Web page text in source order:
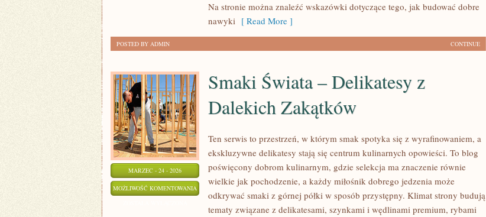
INTROWERTYKÓW
Na stronie można znaleźć wskazówki dotyczące tego, jak budować dobre
nawyki [ Read More ]
CONTINUE
POSTED BY ADMIN
MARZEC - 24 - 2026
MOŻLIWOŚĆ KOMENTOWANIA
Smaki Świata – Delikatesy z
Dalekich Zakątków
Ten serwis to przestrzeń, w którym smak spotyka się z wyrafinowaniem, a
ekskluzywne delikatesy stają się centrum kulinarnych opowieści. To blog
poświęcony dobrom kulinarnym, gdzie selekcja ma znaczenie równie
wielkie jak pochodzenie, a każdy miłośnik dobrego jedzenia może
odkrywać smaki z górnej półki w sposób przystępny. Klimat strony budują
tematy związane z delikatesami, szynkami i wędlinami premium, rybami